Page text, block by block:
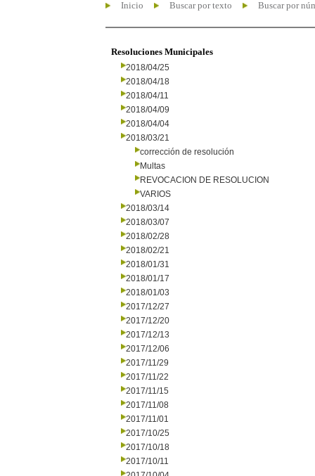
Inicio Buscar por texto Buscar por
Resoluciones Municipales
2018/04/25
2018/04/18
2018/04/11
2018/04/09
2018/04/04
2018/03/21
corrección de resolución
Multas
REVOCACION DE RESOLUCION
VARIOS
2018/03/14
2018/03/07
2018/02/28
2018/02/21
2018/01/31
2018/01/17
2018/01/03
2017/12/27
2017/12/20
2017/12/13
2017/12/06
2017/11/29
2017/11/22
2017/11/15
2017/11/08
2017/11/01
2017/10/25
2017/10/18
2017/10/11